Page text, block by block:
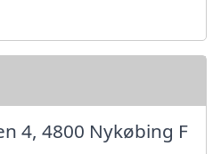
4, 4800 Nykøbing F